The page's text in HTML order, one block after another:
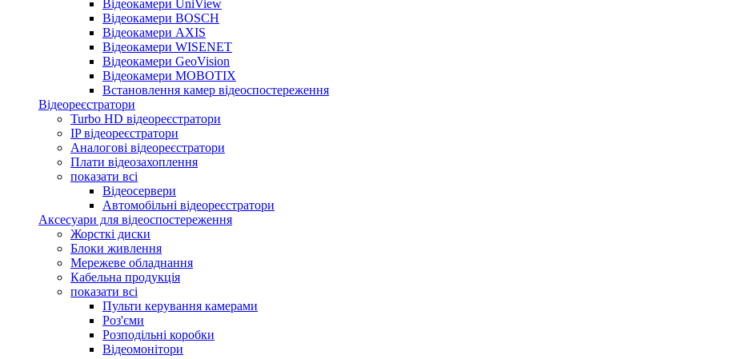
Відеокамери UniView
Відеокамери BOSCH
Відеокамери AXIS
Відеокамери WISENET
Відеокамери GeoVision
Відеокамери MOBOTIX
Встановлення камер відеоспостереження
Відеореєстратори
Turbo HD відеореєстратори
IP відеореєстратори
Аналогові відеореєстратори
Плати відеозахоплення
показати всі
Відеосервери
Автомобільні відеореєстратори
Аксесуари для відеоспостереження
Жорсткі диски
Блоки живлення
Мережеве обладнання
Кабельна продукція
показати всі
Пульти керування камерами
Роз'єми
Розподільні коробки
Відеомонітори